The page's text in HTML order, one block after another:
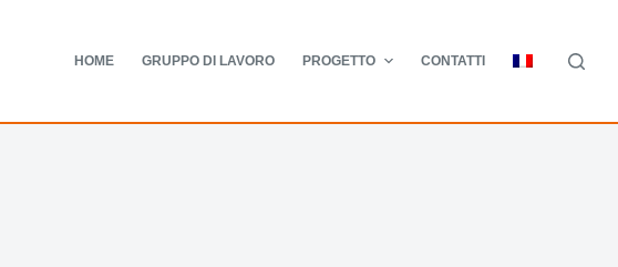
HOME GRUPPO DI LAVORO PROGETTO CONTATTI